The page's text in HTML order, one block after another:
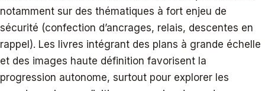
notamment sur des thématiques à fort enjeu de
sécurité (confection d’ancrages, relais, descentes en
rappel). Les livres intégrant des plans à grande échelle
et des images haute définition favorisent la
progression autonome, surtout pour explorer les